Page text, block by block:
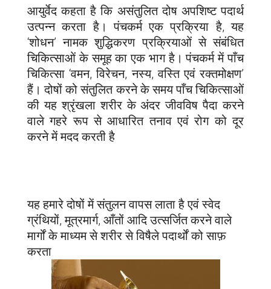
आयुर्वेद कहता है कि असंतुलित दोष अपशिष्ट पदार्थ
उत्पन्न करता है। पंचकर्म एक प्रक्रिया है, यह
‘शोधन’ नामक शुद्धिकरण प्रक्रियाओं से संबंधित
चिकित्साओं के समूह का एक भाग है। पंचकर्म में पाँच
चिकित्सा ‘वमन, विरेचन, नस्य, वस्ति एवं रक्तमोक्षण’
हैं। दोषों को संतुलित करने के समय पाँच चिकित्साओं
की यह श्रृंखला शरीर के अंदर जीवविष पैदा करने
वाले गहरे रूप से आधारित तनाव एवं रोग को दूर
करने में मदद करती है
यह हमारे दोषों में संतुलन वापस लाता है एवं स्वेद
ग्रंथियों, मूत्रमार्ग, आँतों आदि उत्सर्जित करने वाले
मार्गों के माध्यम से शरीर से विषैले पदार्थों को साफ़
करता